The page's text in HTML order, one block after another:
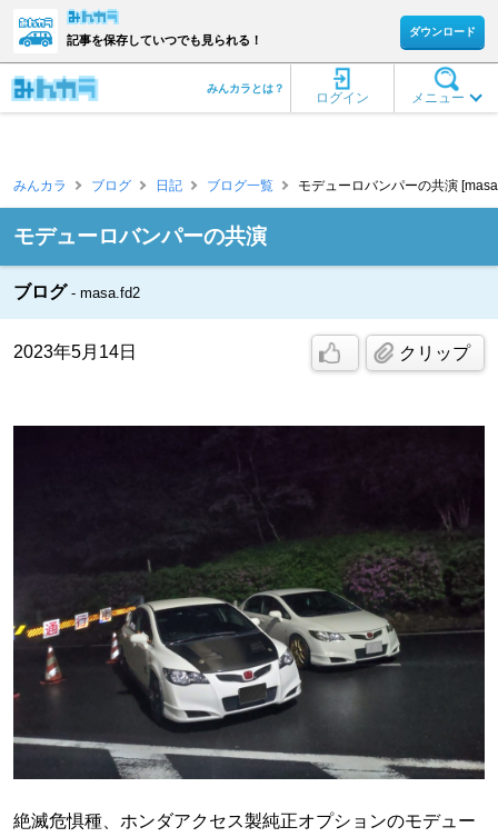
記事を保存していつでも見られる！
ダウンロード
メニュー
ログイン
みんカラとは？
みんカラ ブログ 日記 ブログ一覧 モデューロバンパーの共演
モデューロバンパーの共演
ブログ masa.fd2
2023年5月14日 クリップ
絶滅危惧種、ホンダアクセス製純正オプションのモデュー